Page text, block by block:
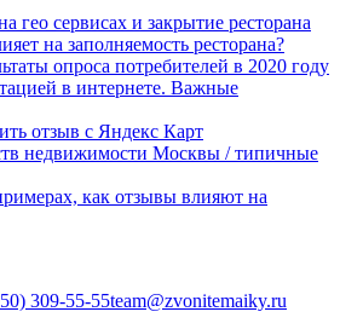
гео сервисах и закрытие ресторана
на заполняемость ресторана?
опроса потребителей в 2020 году
в интернете. Важные
отзыв с Яндекс Карт
недвижимости Москвы / типичные
как отзывы влияют на
309-55-55team@zvonitemaiky.ru